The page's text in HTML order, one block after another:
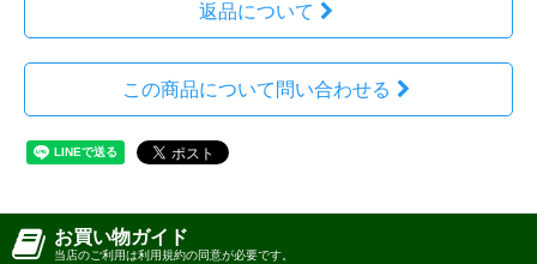
返品について
この商品について問い合わせる
お買い物ガイド
当店のご利用は利用規約の同意が必要です。